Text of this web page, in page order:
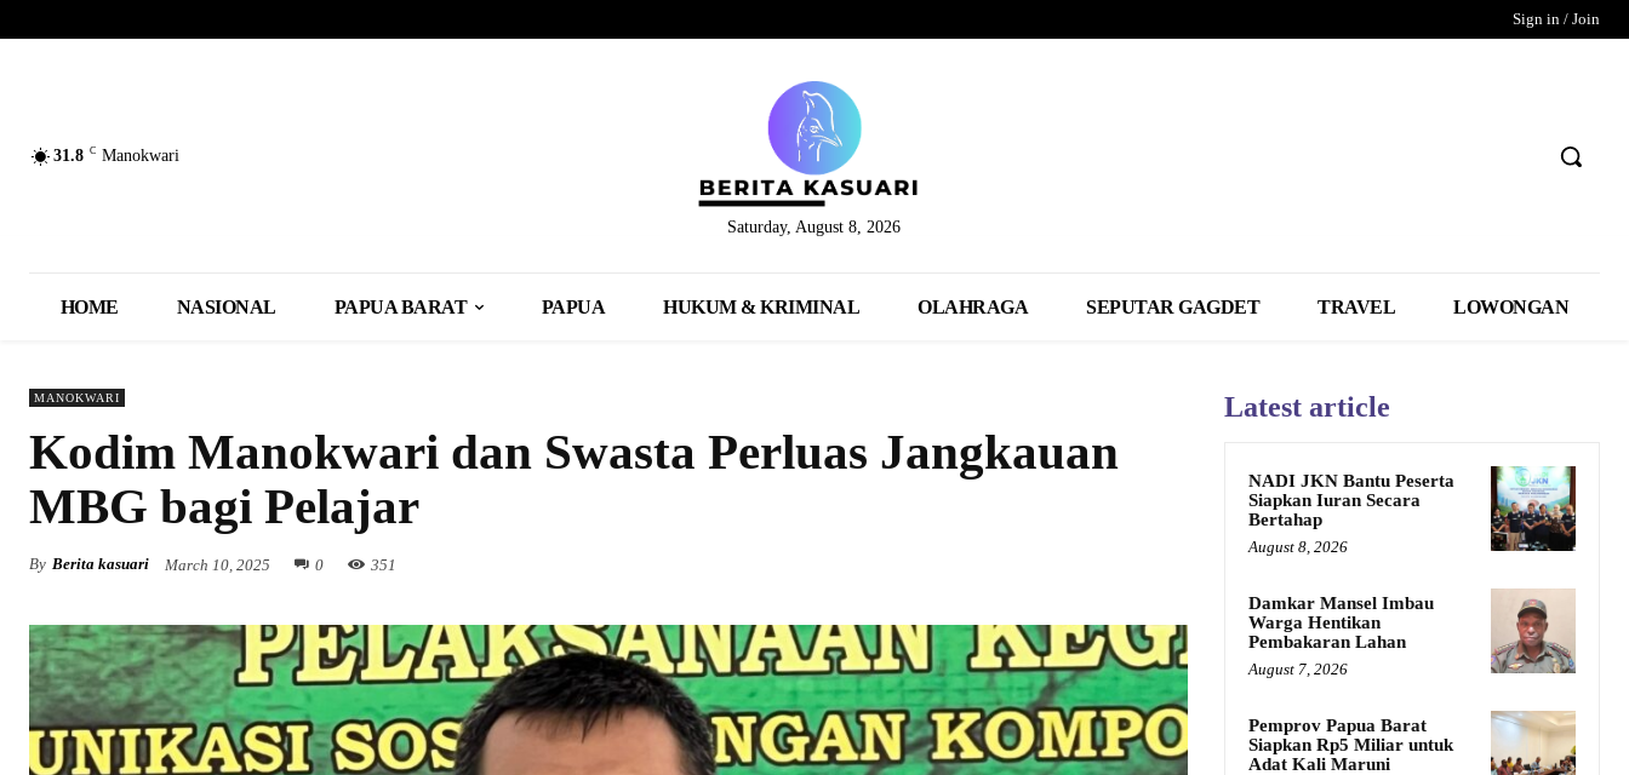
Sign in / Join
31.8 C Manokwari
Saturday, August 8, 2026
HOME NASIONAL PAPUA BARAT PAPUA HUKUM & KRIMINAL OLAHRAGA SEPUTAR GAGDET TRAVEL LOWONGAN
MANOKWARI
Kodim Manokwari dan Swasta Perluas Jangkauan
MBG bagi Pelajar
By Berita kasuari March 10, 2025 0 351
Latest article
NADI JKN Bantu Peserta
Siapkan Iuran Secara
Bertahap
August 8, 2026
Damkar Mansel Imbau
Warga Hentikan
Pembakaran Lahan
August 7, 2026
Pemprov Papua Barat
Siapkan Rp5 Miliar untuk
Adat Kali Maruni